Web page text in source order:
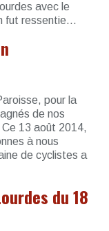
avec le
fut ressentie...
pour la
de nos
13 août 2014,
à nous
de cyclistes a
du 18